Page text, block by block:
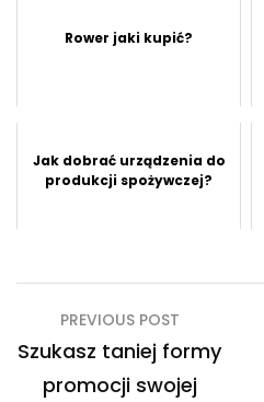
Rower jaki kupić?
Jak dobrać urządzenia do
produkcji spożywczej?
Nawigacja
wpisu
PREVIOUS POST
Szukasz taniej formy
promocji swojej